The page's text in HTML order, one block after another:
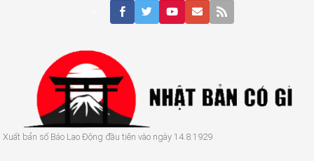
    
Xuất bản số Báo Lao Động đầu tiên vào ngày 14.8.1929